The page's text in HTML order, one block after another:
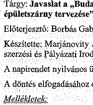
Tárgy: Javaslat a
épületszárny tervezése”
Előteijesztő: Borbás
Készítette: Maqánovity
szerzési és Pályázati
A napirendet nyilvános
Adöntés elfogadásához
Mellékletek: